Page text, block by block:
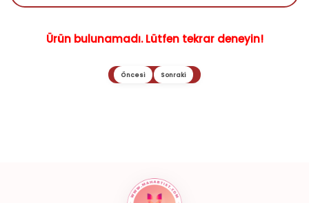
Ürün bulunamadı. Lütfen tekrar deneyin!
Öncesi Sonraki